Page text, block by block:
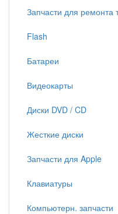
Запчасти для ремонта
Flash
Батареи
Видеокарты
Диски DVD / CD
Жесткие диски
Запчасти для Apple
Клавиатуры
Компьютерн. запчасти